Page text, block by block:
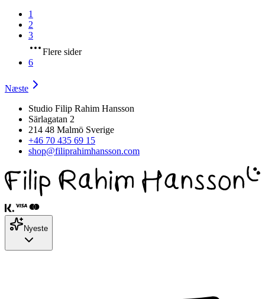
1
2
3
Flere sider
6
Næste
Studio Filip Rahim Hansson
Särlagatan 2
214 48 Malmö Sverige
+46 70 435 69 15
shop@filiprahimhansson.com
Nyeste